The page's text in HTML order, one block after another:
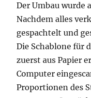
Der Umbau wurde
Nachdem alles
gespachtelt und
Die Schablone für
zuerst aus Papier
Computer
Proportionen des